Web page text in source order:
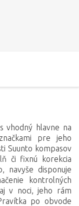
vhodný hlavne na
pre jeho
Suunto kompasov
či fixnú korekcia
navyše disponuje
kontrolných
v noci, jeho rám
po obvode